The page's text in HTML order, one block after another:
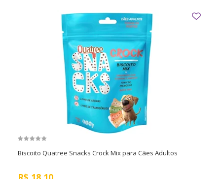
Biscoito Quatree Snacks Crock Mix para Cães Adultos